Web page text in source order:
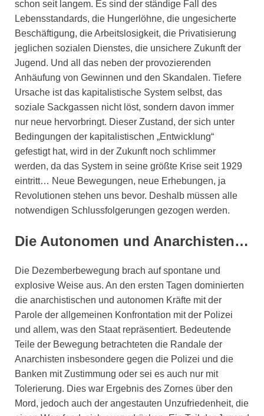
schon seit langem. Es sind der ständige Fall des
Lebensstandards, die Hungerlöhne, die ungesicherte
Beschäftigung, die Arbeitslosigkeit, die Privatisierung
jeglichen sozialen Dienstes, die unsichere Zukunft der
Jugend. Und all das neben der provozierenden
Anhäufung von Gewinnen und den Skandalen. Tiefere
Ursache ist das kapitalistische System selbst, das
soziale Sackgassen nicht löst, sondern davon immer
nur neue hervorbringt. Dieser Zustand, der sich unter
Bedingungen der kapitalistischen „Entwicklung“
gefestigt hat, wird in der Zukunft noch schlimmer
werden, da das System in seine größte Krise seit 1929
eintritt… Neue Bewegungen, neue Erhebungen, ja
Revolutionen stehen uns bevor. Deshalb müssen alle
notwendigen Schlussfolgerungen gezogen werden.
Die Autonomen und Anarchisten…
Die Dezemberbewegung brach auf spontane und
explosive Weise aus. An den ersten Tagen dominierten
die anarchistischen und autonomen Kräfte mit der
Parole der allgemeinen Konfrontation mit der Polizei
und allem, was den Staat repräsentiert. Bedeutende
Teile der Bewegung betrachteten die Randale der
Anarchisten insbesondere gegen die Polizei und die
Banken mit Zustimmung oder sei es auch nur mit
Tolerierung. Dies war Ergebnis des Zornes über den
Mord, jedoch auch der angestauten Unzufriedenheit, die